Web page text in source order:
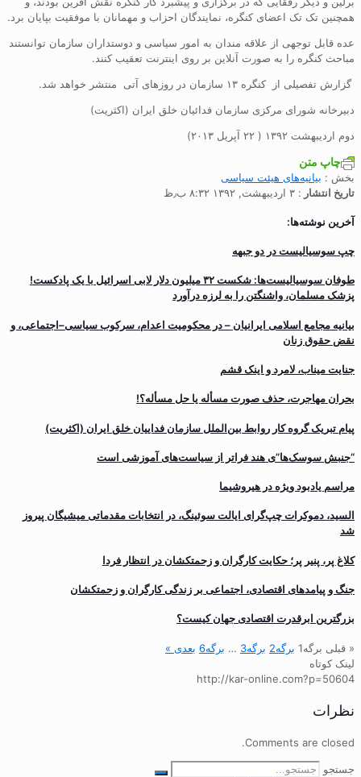
همچنین تک تک اعضای کنگره، نمایندگان احزاب و مهمانان با موفقیت بپایان برد.
عده قابل توجهی از علاقه مندان به امور سیاسی و دوستداران سازمان توانستند
مباحث کنگره را به صورت آنلاین بر روی اینترنت تعقیب کنند.
گزارش تفصیلی از کنگره ۱۳ سازمان در روزهای آتی منتشر خواهد شد.
دبیرخانه شورای مرکزی سازمان فدائیان خلق ایران (اکثریت)
دوم اردیبهشت ۱۳۹۲ ( ۲۲ آپریل ۲۰۱۳)
چاپ متن
بخش : بیانیه‌های هیئت سیاسی
تاریخ انتشار : ۳ اردیبهشت, ۱۳۹۲ ۸:۳۲ ب٫ظ
آخرین نوشته‌ها:
چپ سوسیالیست در دو جبهه
طوفان سوسیالیست‌ها: شکست ۳۲ میلیون دلار لابی اسرائیل با یک پادکست!
پزشک مسلمان، واشنگتن را به لرزه درآورد
بیانیه مجامع اسلامی ایرانیان – در محکومیت اعدام، سرکوب سیاسی–اجتماعی، و
نقض حقوق زنان
جنایت میناب، لامرد و اینک قشم
بحران مهاجرت‌، حذف صورت مسأله یا حل مسأله؟!
پیام تبریک گروه کار روابط بین‌الملل سازمان فداییان خلق ایران (اکثریت)
“جنبش سوسک‌ها”ی هند فراتر از سیاست‌های آموزشی است
مراسم یادبود ویژه در هیروشیما
السید، دموکرات چپ‌گرای ایالت سوئینگ، در انتخابات مقدماتی میشیگان پیروز
شد
کلاغ پر، پنیر پر؛ حکایت کارگران و زحمتکشان در انتظار فردا
جنگ و پیامدهای اقتصادی، اجتماعی بر زندگی کارگران و زحمتکشان
بزرگترین ابرقدرت اقتصادی جهان کیست؟
« قبلی برگه1 برگه2 برگه3
… برگه6 بعدی »
لینک کوتاه
http://kar-online.com?p=50604
نظرات
Comments are closed.
جستجو